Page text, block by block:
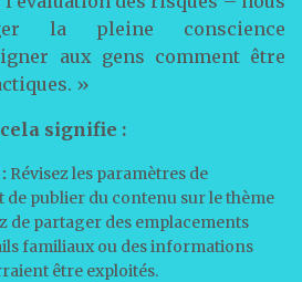
la pleine conscience
aux gens comment être
»
signifie :
Révisez les paramètres de
publier du contenu sur le thème
de partager des emplacements
familiaux ou des informations
être exploités.